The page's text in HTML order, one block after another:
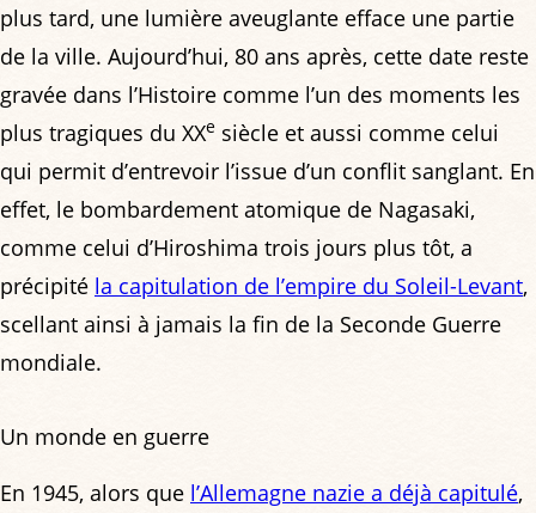
plus tard, une lumière aveuglante efface une partie
de la ville. Aujourd’hui, 80 ans après, cette date reste
gravée dans l’Histoire comme l’un des moments les
plus tragiques du XXe siècle et aussi comme celui
qui permit d’entrevoir l’issue d’un conflit sanglant. En
effet, le bombardement atomique de Nagasaki,
comme celui d’Hiroshima trois jours plus tôt, a
précipité la capitulation de l’empire du Soleil-Levant,
scellant ainsi à jamais la fin de la Seconde Guerre
mondiale.
Un monde en guerre
En 1945, alors que l’Allemagne nazie a déjà capitulé,